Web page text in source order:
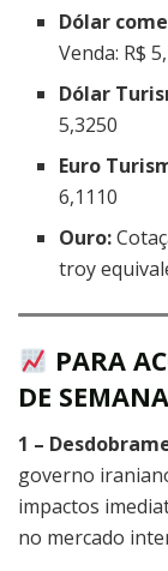
Dólar
Venda: R$
Dólar
5,3250
Euro
6,1110
Ouro:
troy
PARA
DE SEMANA
1 –
governo
impactos
no mercado